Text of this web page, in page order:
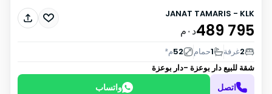
JANAT TAMARIS - KLK
489 795د٠م
2غرفة 1حمام 52م²
شقة للبيعدار بوعزة -دار بوعزة
اتصل واتساب